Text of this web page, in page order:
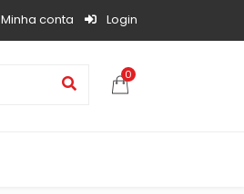
Minha conta Login
0